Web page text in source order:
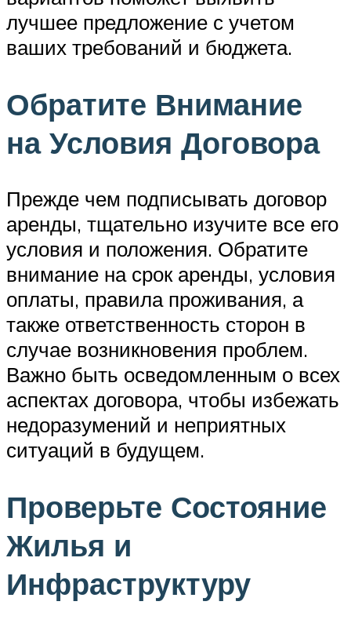
лучшее предложение с учетом
ваших требований и бюджета.
Обратите Внимание
на Условия Договора
Прежде чем подписывать договор
аренды, тщательно изучите все его
условия и положения. Обратите
внимание на срок аренды, условия
оплаты, правила проживания, а
также ответственность сторон в
случае возникновения проблем.
Важно быть осведомленным о всех
аспектах договора, чтобы избежать
недоразумений и неприятных
ситуаций в будущем.
Проверьте Состояние
Жилья и
Инфраструктуру